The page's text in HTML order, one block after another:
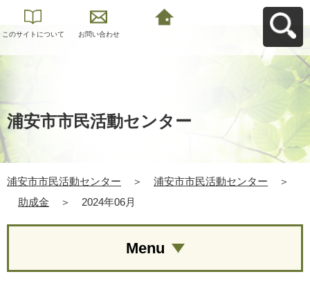
このサイトについて お問い合わせ
浦安市市民活動センター
浦安市市民活動センター ＞ 浦安市市民活動センター
＞
助成金
＞ 2024年06月
Menu